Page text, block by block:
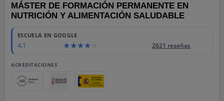
MÁSTER DE FORMACIÓN PERMANENTE EN
NUTRICIÓN Y ALIMENTACIÓN SALUDABLE
ESCUELA EN GOOGLE
4.1 2621 reseñas
ACREDITACIONES